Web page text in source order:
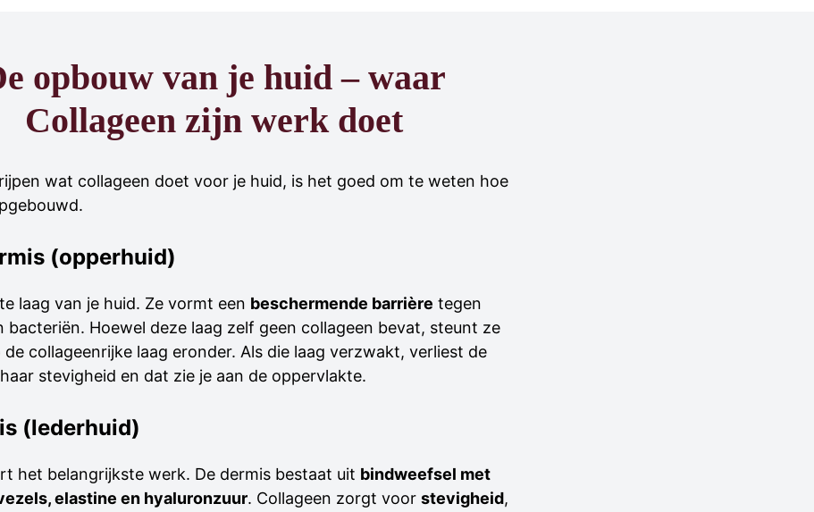
opbouw van je huid – waar
Collageen zijn werk doet
wat collageen doet voor je huid, is het goed om te weten hoe
(opperhuid)
laag van je huid. Ze vormt een beschermende barrière tegen
bacteriën. Hoewel deze laag zelf geen collageen bevat, steunt ze
collageenrijke laag eronder. Als die laag verzwakt, verliest de
stevigheid en dat zie je aan de oppervlakte.
(lederhuid)
het belangrijkste werk. De dermis bestaat uit bindweefsel met
elastine en hyaluronzuur. Collageen zorgt voor stevigheid,